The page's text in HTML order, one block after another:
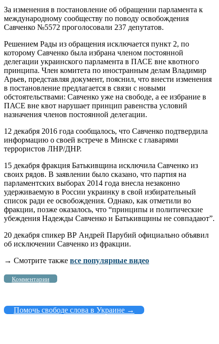
За изменения в постановление об обращении парламента к
международному сообществу по поводу освобождения
Савченко №5572 проголосовали 237 депутатов.
Решением Рады из обращения исключается пункт 2, по
которому Савченко была избрана членом постоянной
делегации украинского парламента в ПАСЕ вне квотного
принципа. Член комитета по иностранным делам Владимир
Арьев, представляя документ, пояснил, что внести изменения
в постановление предлагается в связи с новыми
обстоятельствами: Савченко уже на свободе, а ее избрание в
ПАСЕ вне квот нарушает принцип равенства условий
назначения членов постоянной делегации.
12 декабря 2016 года сообщалось, что Савченко подтвердила
информацию о своей встрече в Минске с главарями
террористов ЛНР/ДНР.
15 декабря фракция Батькивщина исключила Савченко из
своих рядов. В заявлении было сказано, что партия на
парламентских выборах 2014 года внесла незаконно
удерживаемую в России украинку в свой избирательный
список ради ее освобождения. Однако, как отметили во
фракции, позже оказалось, что “принципы и политические
убеждения Надежды Савченко и Батькивщины не совпадают”.
20 декабря спикер ВР Андрей Парубий официально объявил
об исключении Савченко из фракции.
→ Смотрите также все популярные видео
Комментарии
Помочь свободе слова в Украине →